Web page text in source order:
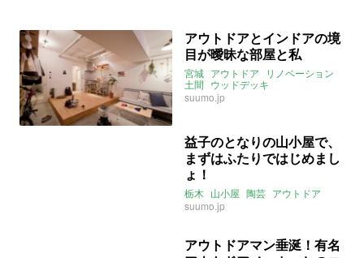
アウトドアとインドアの境
目が曖昧な部屋と私
宮城 アウトドア
リノベーション
土間 ウッドデッキ
suumo.jp
益子のとなりの山小屋で、
まずはふたりではじめまし
ょ！
栃木 山小屋 陶芸 アウトドア
suumo.jp
アウトドアマン垂涎！有名